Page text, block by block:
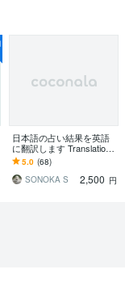
日本語の占い結果を英語
に翻訳します Translationo
fDivinationResults
5.0 (68)
SONOKA S
2,500 円